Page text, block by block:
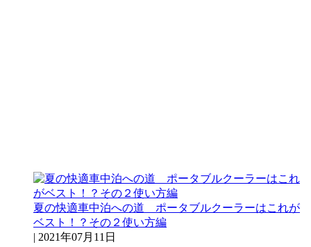
夏の快適車中泊への道 ポータブルクーラーはこれが
ベスト！？その２使い方編
| 2021年07月11日